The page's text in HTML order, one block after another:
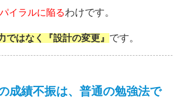
イラルに陥るわけです。
ではなく『設計の変更』 です。
成績不振は、普通の勉強法で